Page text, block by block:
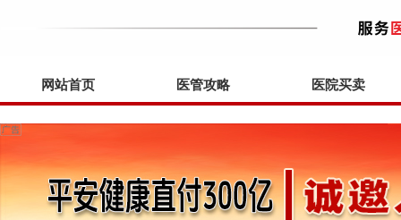
网站首页 医管攻略 医院买卖